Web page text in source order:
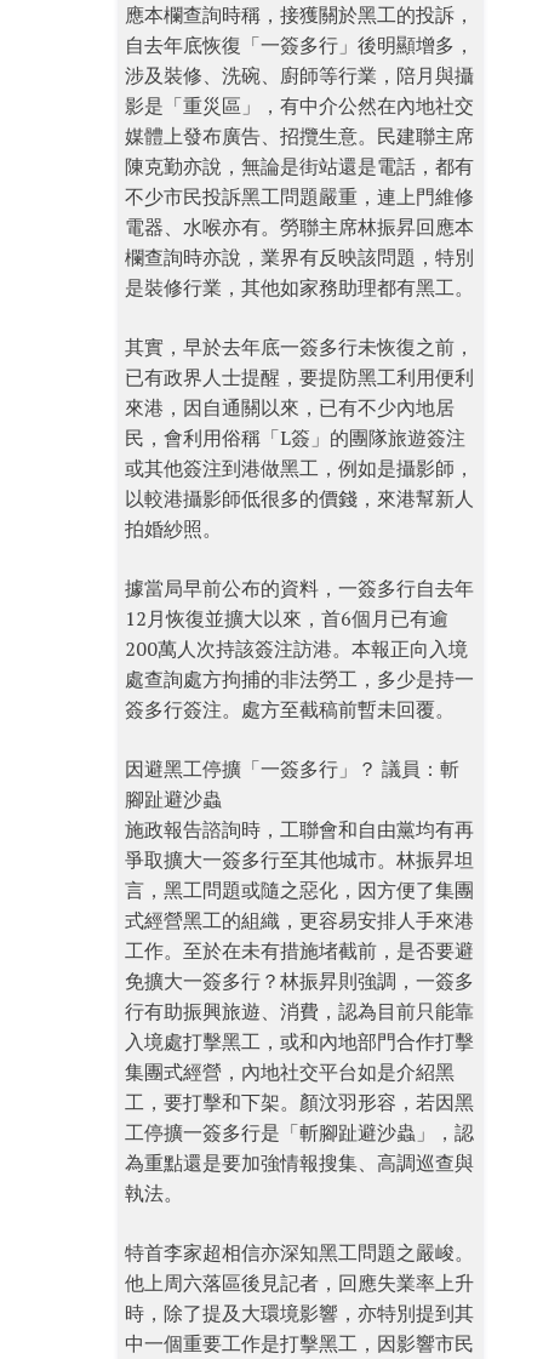
應本欄查詢時稱，接獲關於黑工的投訴，
自去年底恢復「一簽多行」後明顯增多，
涉及裝修、洗碗、廚師等行業，陪月與攝
影是「重災區」，有中介公然在內地社交
媒體上發布廣告、招攬生意。民建聯主席
陳克勤亦說，無論是街站還是電話，都有
不少市民投訴黑工問題嚴重，連上門維修
電器、水喉亦有。勞聯主席林振昇回應本
欄查詢時亦說，業界有反映該問題，特別
是裝修行業，其他如家務助理都有黑工。
其實，早於去年底一簽多行未恢復之前，
已有政界人士提醒，要提防黑工利用便利
來港，因自通關以來，已有不少內地居
民，會利用俗稱「L簽」的團隊旅遊簽注
或其他簽注到港做黑工，例如是攝影師，
以較港攝影師低很多的價錢，來港幫新人
拍婚紗照。
據當局早前公布的資料，一簽多行自去年
12月恢復並擴大以來，首6個月已有逾
200萬人次持該簽注訪港。本報正向入境
處查詢處方拘捕的非法勞工，多少是持一
簽多行簽注。處方至截稿前暫未回覆。
因避黑工停擴「一簽多行」？ 議員：斬
腳趾避沙蟲
施政報告諮詢時，工聯會和自由黨均有再
爭取擴大一簽多行至其他城市。林振昇坦
言，黑工問題或隨之惡化，因方便了集團
式經營黑工的組織，更容易安排人手來港
工作。至於在未有措施堵截前，是否要避
免擴大一簽多行？林振昇則強調，一簽多
行有助振興旅遊、消費，認為目前只能靠
入境處打擊黑工，或和內地部門合作打擊
集團式經營，內地社交平台如是介紹黑
工，要打擊和下架。顏汶羽形容，若因黑
工停擴一簽多行是「斬腳趾避沙蟲」，認
為重點還是要加強情報搜集、高調巡查與
執法。
特首李家超相信亦深知黑工問題之嚴峻。
他上周六落區後見記者，回應失業率上升
時，除了提及大環境影響，亦特別提到其
中一個重要工作是打擊黑工，因影響市民